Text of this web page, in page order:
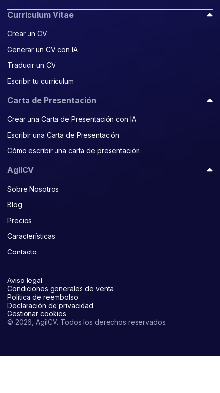
Currículum Vitae
Crear un CV
Generar un CV con IA
Traducir un CV
Escribir tu currículum
Carta de Presentación
Crear una Carta de Presentación con IA
Escribir una Carta de Presentación
Cómo escribir una carta de presentación
AgilCV
Sobre Nosotros
Blog
Precios
Características
Contacto
© 2026, AgilCV. Todos los derechos reservados.
Aviso legal
Condiciones generales de venta
Política de reembolso
Declaración de privacidad
Gestionar cookies